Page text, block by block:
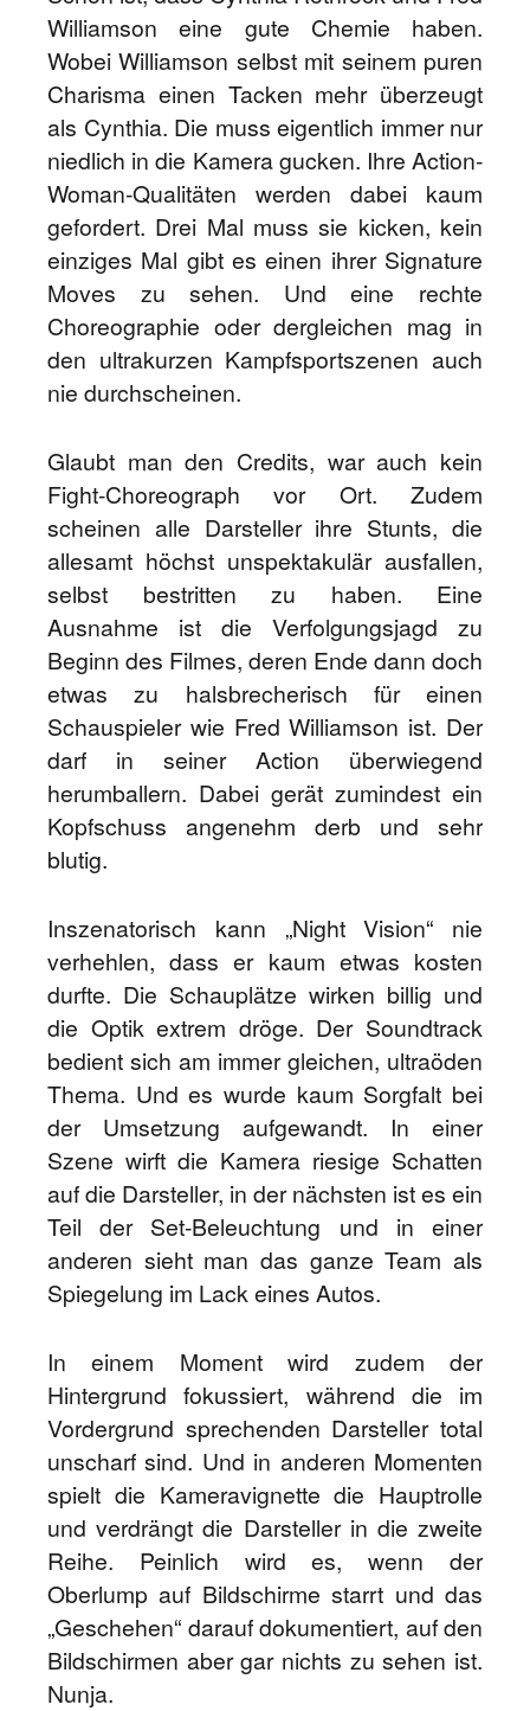
Williamson eine gute Chemie haben.
Wobei Williamson selbst mit seinem puren
Charisma einen Tacken mehr überzeugt
als Cynthia. Die muss eigentlich immer nur
niedlich in die Kamera gucken. Ihre Action-
Woman-Qualitäten werden dabei kaum
gefordert. Drei Mal muss sie kicken, kein
einziges Mal gibt es einen ihrer Signature
Moves zu sehen. Und eine rechte
Choreographie oder dergleichen mag in
den ultrakurzen Kampfsportszenen auch
nie durchscheinen.
Glaubt man den Credits, war auch kein
Fight-Choreograph vor Ort. Zudem
scheinen alle Darsteller ihre Stunts, die
allesamt höchst unspektakulär ausfallen,
selbst bestritten zu haben. Eine
Ausnahme ist die Verfolgungsjagd zu
Beginn des Filmes, deren Ende dann doch
etwas zu halsbrecherisch für einen
Schauspieler wie Fred Williamson ist. Der
darf in seiner Action überwiegend
herumballern. Dabei gerät zumindest ein
Kopfschuss angenehm derb und sehr
blutig.
Inszenatorisch kann „Night Vision“ nie
verhehlen, dass er kaum etwas kosten
durfte. Die Schauplätze wirken billig und
die Optik extrem dröge. Der Soundtrack
bedient sich am immer gleichen, ultraöden
Thema. Und es wurde kaum Sorgfalt bei
der Umsetzung aufgewandt. In einer
Szene wirft die Kamera riesige Schatten
auf die Darsteller, in der nächsten ist es ein
Teil der Set-Beleuchtung und in einer
anderen sieht man das ganze Team als
Spiegelung im Lack eines Autos.
In einem Moment wird zudem der
Hintergrund fokussiert, während die im
Vordergrund sprechenden Darsteller total
unscharf sind. Und in anderen Momenten
spielt die Kameravignette die Hauptrolle
und verdrängt die Darsteller in die zweite
Reihe. Peinlich wird es, wenn der
Oberlump auf Bildschirme starrt und das
„Geschehen“ darauf dokumentiert, auf den
Bildschirmen aber gar nichts zu sehen ist.
Nunja.